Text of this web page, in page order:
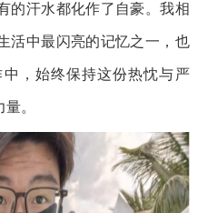
的汗水都化作了自豪。我相
活中最闪亮的记忆之一，也
，始终保持这份热忱与严
。